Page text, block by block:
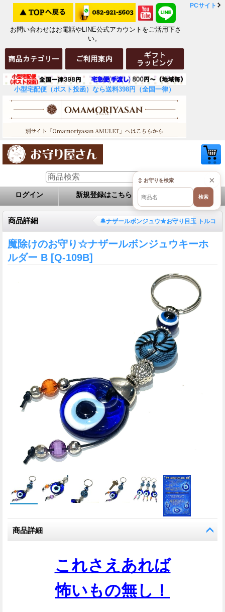
お問い合わせはお電話やLINE公式アカウントをご活用下さ
い。
小型宅配便（ポスト投函）なら送料398円（全国一律）
PCサイト
ログイン 新規登録はこちら お問い合せ
商品詳細 🔔ナザールボンジュウ★お守り目玉 トルコ
魔除けのお守り☆ナザールボンジュウキーホ
ルダー B [Q-109B]
商品詳細
これさえあれば
怖いもの無し！
×
↕ お守りを検索
検索